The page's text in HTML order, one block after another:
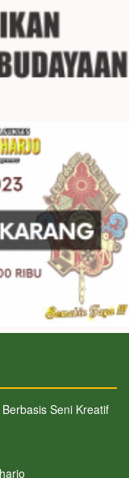
Berbasis Seni Kreatif